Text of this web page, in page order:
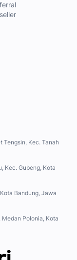
Tengsin, Kec. Tanah
Kec. Gubeng, Kota
Bandung, Jawa
Medan Polonia, Kota